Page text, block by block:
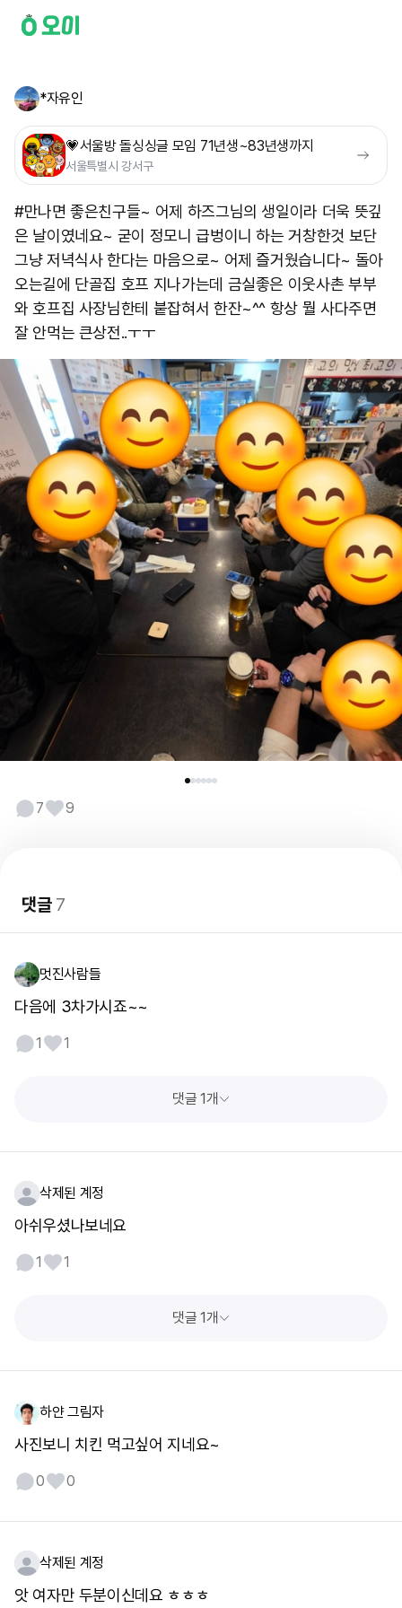
*자유인
💗서울방 돌싱싱글 모임 71년생~83년생까지
서울특별시 강서구
#만나면 좋은친구들~ 어제 하즈그님의 생일이라 더욱 뜻깊
은 날이였네요~ 굳이 정모니 급벙이니 하는 거창한것 보단
그냥 저녁식사 한다는 마음으로~ 어제 즐거웠습니다~ 돌아
오는길에 단골집 호프 지나가는데 금실좋은 이웃사촌 부부
와 호프집 사장님한테 붙잡혀서 한잔~^^ 항상 뭘 사다주면
잘 안먹는 큰상전..ㅜㅜ ​
7 9
댓글7
멋진사람들
다음에 3차가시죠~~
1 1
댓글 1개
삭제된 계정
아쉬우셨나보네요
1 1
댓글 1개
하얀 그림자
사진보니 치킨 먹고싶어 지네요~
0 0
삭제된 계정
앗 여자만 두분이신데요 ㅎㅎㅎ